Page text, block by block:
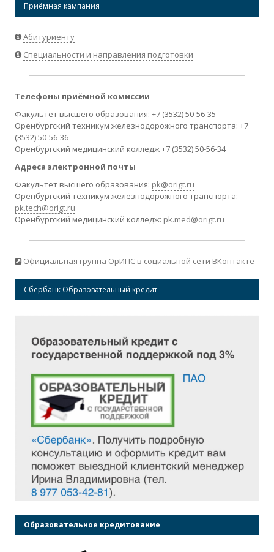
Приёмная кампания
Абитуриенту
Специальности и направления подготовки
Телефоны приёмной комиссии
Факультет высшего образования: +7 (3532) 50-56-35
Оренбургский техникум железнодорожного транспорта: +7
(3532) 50-56-36
Оренбургский медицинский колледж +7 (3532) 50-56-34
Адреса электронной почты
Факультет высшего образования: pk@origt.ru
Оренбургский техникум железнодорожного транспорта:
pk.tech@origt.ru
Оренбургский медицинский колледж: pk.med@origt.ru
Официальная группа ОрИПС в социальной сети ВКонтакте
Сбербанк Образовательный кредит
Образовательное кредитование